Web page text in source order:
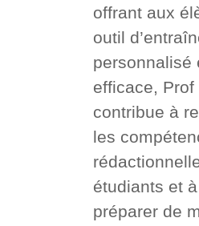
offrant aux
outil
personnalisé
efficace, Prof
contribue à
les
étudiants et
préparer de